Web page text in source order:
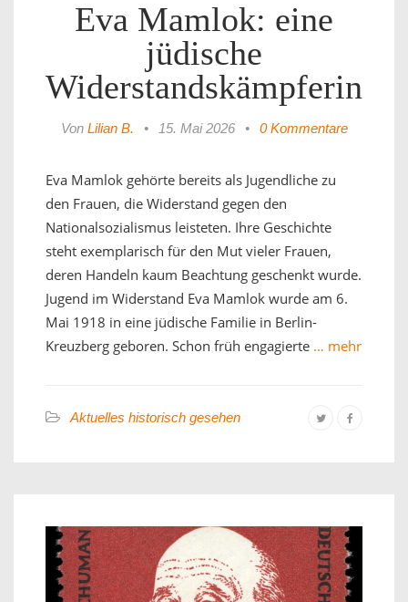
Eva Mamlok: eine
jüdische
Widerstandskämpferin
Von Lilian B. • 15. Mai 2026 • 0 Kommentare
Eva Mamlok gehörte bereits als Jugendliche zu
den Frauen, die Widerstand gegen den
Nationalsozialismus leisteten. Ihre Geschichte
steht exemplarisch für den Mut vieler Frauen,
deren Handeln kaum Beachtung geschenkt wurde.
Jugend im Widerstand Eva Mamlok wurde am 6.
Mai 1918 in eine jüdische Familie in Berlin-
Kreuzberg geboren. Schon früh engagierte … mehr
Aktuelles historisch gesehen